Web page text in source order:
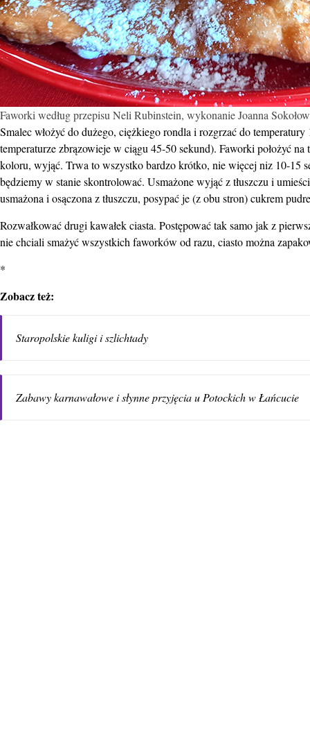
Faworki według przepisu Neli Rubinstein, wykonanie Joanna
Smalec włożyć do dużego, ciężkiego rondla i rozgrzać do
temperaturze zbrązowieje w ciągu 45-50 sekund). Faworki położyć
koloru, wyjąć. Trwa to wszystko bardzo krótko, nie więcej niz 10-15
będziemy w stanie skontrolować. Usmażone wyjąć z tłuszczu i
usmażona i osączona z tłuszczu, posypać je (z obu stron) cukrem
Rozwałkować drugi kawałek ciasta. Postępować tak samo jak z
nie chciali smażyć wszystkich faworków od razu, ciasto można
*
Zobacz też:
Staropolskie kuligi i szlichtady
Zabawy karnawałowe i słynne przyjęcia u Potockich w Łańcucie